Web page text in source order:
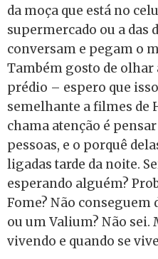
da moça que está no
supermercado ou a das
conversam e pegam o
Também gosto de olhar
prédio – espero que
semelhante a filmes de
chama atenção é
pessoas, e o porquê
ligadas tarde da noite.
esperando alguém?
Fome? Não
ou um Valium? Não sei.
vivendo e quando se